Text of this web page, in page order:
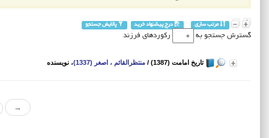
مرتب سازی درج پیشنهاد خرید پالایش جستجو
گسترش جستجو به رکوردهای فرزند
تاریخ امامت (1387) / منتظرالقائم ، اصغر (1337) ، نویسنده
→